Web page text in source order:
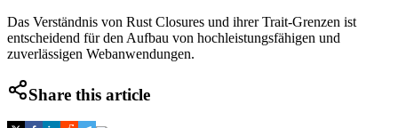
Das Verständnis von Rust Closures und ihrer Trait-Grenzen ist
entscheidend für den Aufbau von hochleistungsfähigen und
zuverlässigen Webanwendungen.
Share this article